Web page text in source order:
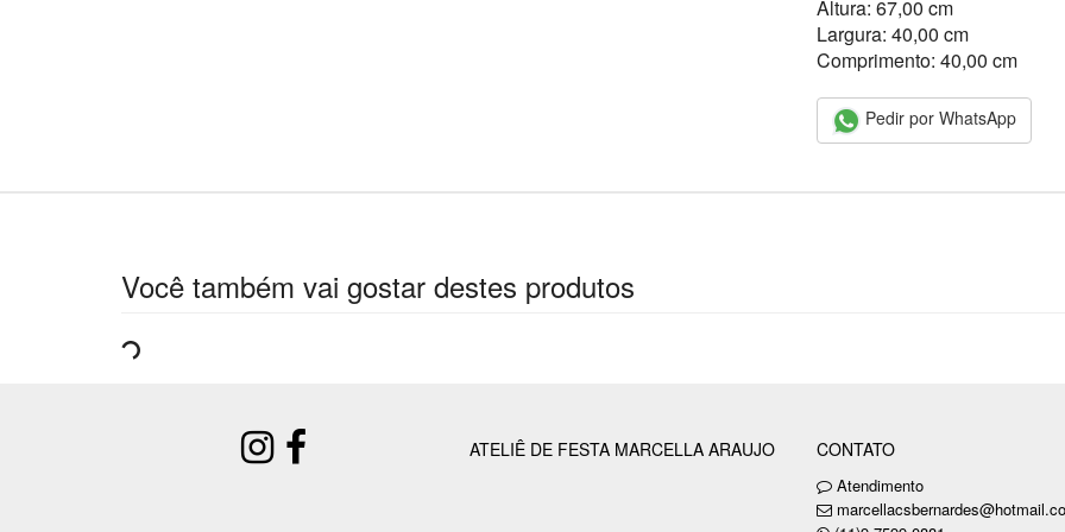
Altura: 67,00 cm
Largura: 40,00 cm
Comprimento: 40,00 cm
Pedir por WhatsApp
Você também vai gostar destes produtos
ATELIÊ DE FESTA MARCELLA ARAUJO CONTATO
Atendimento